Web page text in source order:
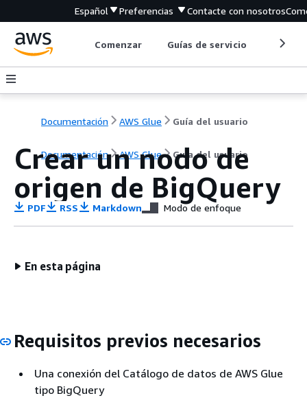
Español Preferencias Contacte con nosotros
Comenzar Guías de servicio
Documentación AWS Glue Guía del usuario
Documentación AWS Glue Guía del usuario
Crear un nodo de
origen de BigQuery
PDF RSS Markdown Modo de enfoque
En esta página
Requisitos previos necesarios
Una conexión del Catálogo de datos de AWS Glue
tipo BigQuery